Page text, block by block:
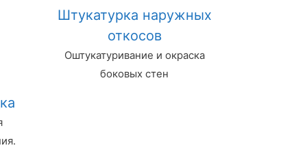
Штукатурка наружных
откосов
Оштукатуривание и окраска
боковых стен